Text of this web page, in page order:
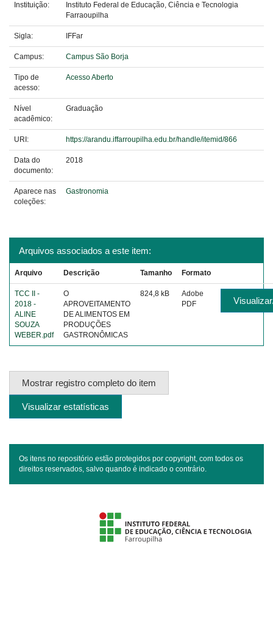
Instituição:
Instituto Federal de Educação, Ciência e Tecnologia
Farraoupilha
Sigla: IFFar
Campus: Campus São Borja
Tipo de
acesso:
Acesso Aberto
Nível
acadêmico:
Graduação
URI: https://arandu.iffarroupilha.edu.br/handle/itemid/866
Data do
documento:
2018
Aparece nas
coleções:
Gastronomia
Arquivos associados a este item:
Arquivo Descrição Tamanho Formato
TCC II -
2018 -
ALINE
SOUZA
WEBER.pdf
O
APROVEITAMENTO
DE ALIMENTOS EM
PRODUÇÕES
GASTRONÔMICAS
824,8 kB
Adobe
PDF
Mostrar registro completo do item
Visualizar estatísticas
Os itens no repositório estão protegidos por copyright, com todos os
direitos reservados, salvo quando é indicado o contrário.